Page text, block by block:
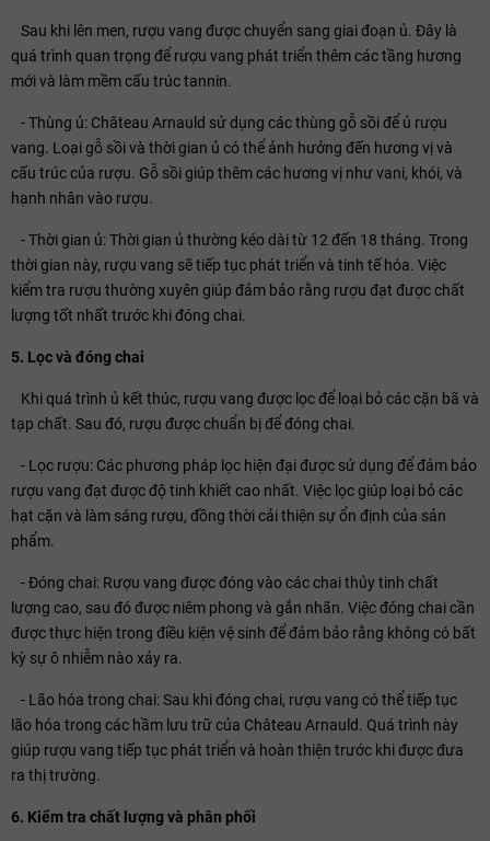
Sau khi lên men, rượu vang được chuyển sang giai đoạn ủ. Đây là
quá trình quan trọng để rượu vang phát triển thêm các tầng hương
mới và làm mềm cấu trúc tannin.
- Thùng ủ: Château Arnauld sử dụng các thùng gỗ sồi để ủ rượu
vang. Loại gỗ sồi và thời gian ủ có thể ảnh hưởng đến hương vị và
cấu trúc của rượu. Gỗ sồi giúp thêm các hương vị như vani, khói, và
hạnh nhân vào rượu.
- Thời gian ủ: Thời gian ủ thường kéo dài từ 12 đến 18 tháng. Trong
thời gian này, rượu vang sẽ tiếp tục phát triển và tinh tế hóa. Việc
kiểm tra rượu thường xuyên giúp đảm bảo rằng rượu đạt được chất
lượng tốt nhất trước khi đóng chai.
5. Lọc và đóng chai
Khi quá trình ủ kết thúc, rượu vang được lọc để loại bỏ các cặn bã và
tạp chất. Sau đó, rượu được chuẩn bị để đóng chai.
- Lọc rượu: Các phương pháp lọc hiện đại được sử dụng để đảm bảo
rượu vang đạt được độ tinh khiết cao nhất. Việc lọc giúp loại bỏ các
hạt cặn và làm sáng rượu, đồng thời cải thiện sự ổn định của sản
phẩm.
- Đóng chai: Rượu vang được đóng vào các chai thủy tinh chất
lượng cao, sau đó được niêm phong và gắn nhãn. Việc đóng chai cần
được thực hiện trong điều kiện vệ sinh để đảm bảo rằng không có bất
kỳ sự ô nhiễm nào xảy ra.
- Lão hóa trong chai: Sau khi đóng chai, rượu vang có thể tiếp tục
lão hóa trong các hầm lưu trữ của Château Arnauld. Quá trình này
giúp rượu vang tiếp tục phát triển và hoàn thiện trước khi được đưa
ra thị trường.
6. Kiểm tra chất lượng và phân phối